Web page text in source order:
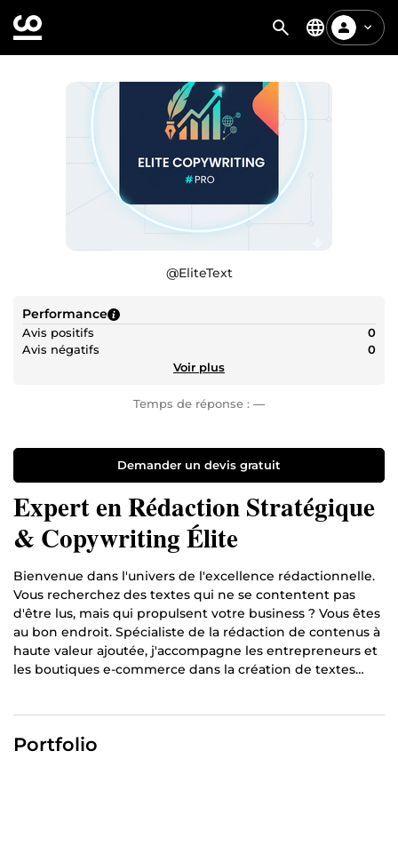
@EliteText
Performance
Avis positifs
0
Avis négatifs
0
Voir plus
Temps de réponse : —
Demander un devis gratuit
Expert en Rédaction Stratégique
& Copywriting Élite
Bienvenue dans l'univers de l'excellence rédactionnelle.
Vous recherchez des textes qui ne se contentent pas
d'être lus, mais qui propulsent votre business ? Vous êtes
au bon endroit. Spécialiste de la rédaction de contenus à
haute valeur ajoutée, j'accompagne les entrepreneurs et
les boutiques e-commerce dans la création de textes
de visiteurs. Fiches produits e-commerce irrésistibles
Portfolio